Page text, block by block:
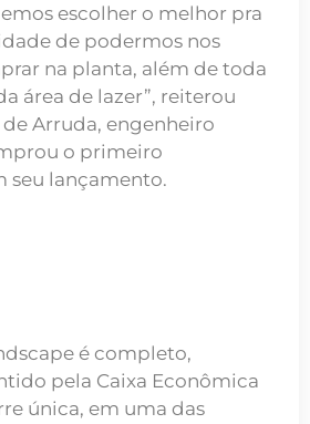
escolher o melhor pra
de podermos nos
na planta, além de toda
área de lazer”, reiterou
Arruda, engenheiro
o primeiro
seu lançamento.
é completo,
pela Caixa Econômica
única, em uma das